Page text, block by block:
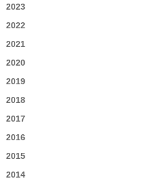
2023
2022
2021
2020
2019
2018
2017
2016
2015
2014